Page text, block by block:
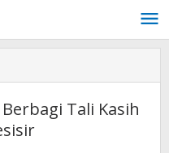
Tali Kasih